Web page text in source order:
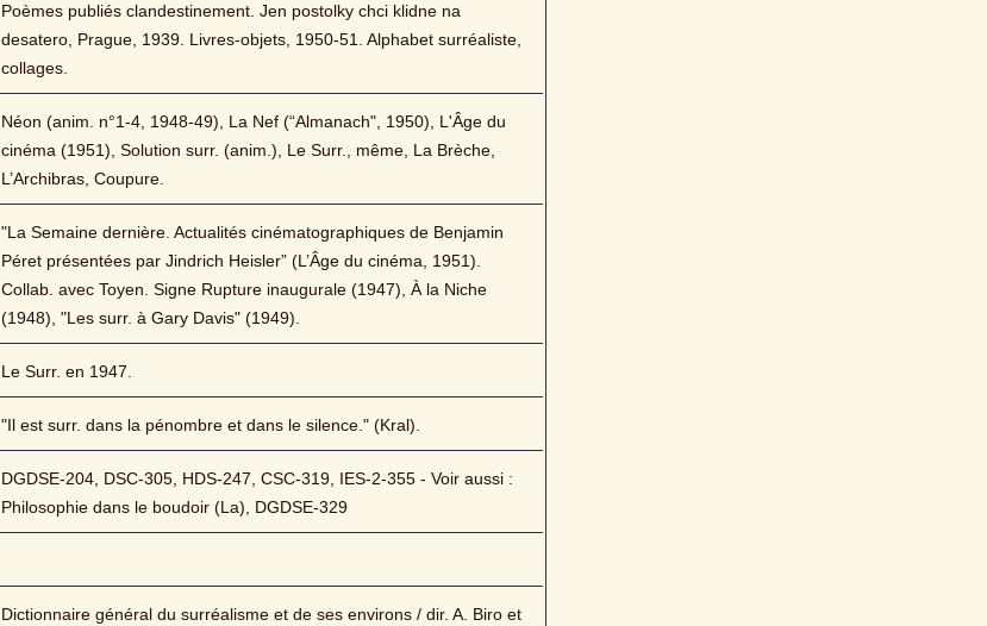
Poèmes publiés clandestinement. Jen postolky chci klidne na
desatero, Prague, 1939. Livres-objets, 1950-51. Alphabet surréaliste,
collages.
Néon (anim. n°1-4, 1948-49), La Nef (“Almanach", 1950), L'Âge du
cinéma (1951), Solution surr. (anim.), Le Surr., même, La Brèche,
L’Archibras, Coupure.
"La Semaine dernière. Actualités cinématographiques de Benjamin
Péret présentées par Jindrich Heisler” (L’Âge du cinéma, 1951).
Collab. avec Toyen. Signe Rupture inaugurale (1947), À la Niche
(1948), "Les surr. à Gary Davis" (1949).
Le Surr. en 1947.
"Il est surr. dans la pénombre et dans le silence." (Kral).
DGDSE-204, DSC-305, HDS-247, CSC-319, IES-2-355 - Voir aussi :
Philosophie dans le boudoir (La), DGDSE-329
Dictionnaire général du surréalisme et de ses environs / dir. A. Biro et